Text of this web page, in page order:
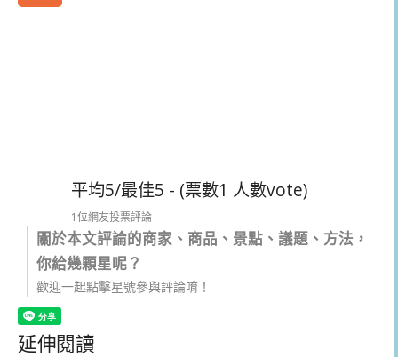
平均5/最佳5 - (票數1 人數vote)
1位網友投票評論
關於本文評論的商家、商品、景點、議題、方法，
你給幾顆星呢？
歡迎一起點擊星號參與評論唷！
延伸閱讀